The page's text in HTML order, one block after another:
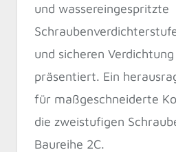
und wassereingespritzte
und sicheren
präsentiert. Ein
für maßgeschneiderte
die zweistufigen
Baureihe 2C.